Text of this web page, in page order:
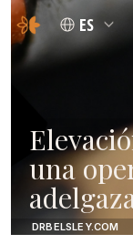
ES
una
DRBELSLEY.COM